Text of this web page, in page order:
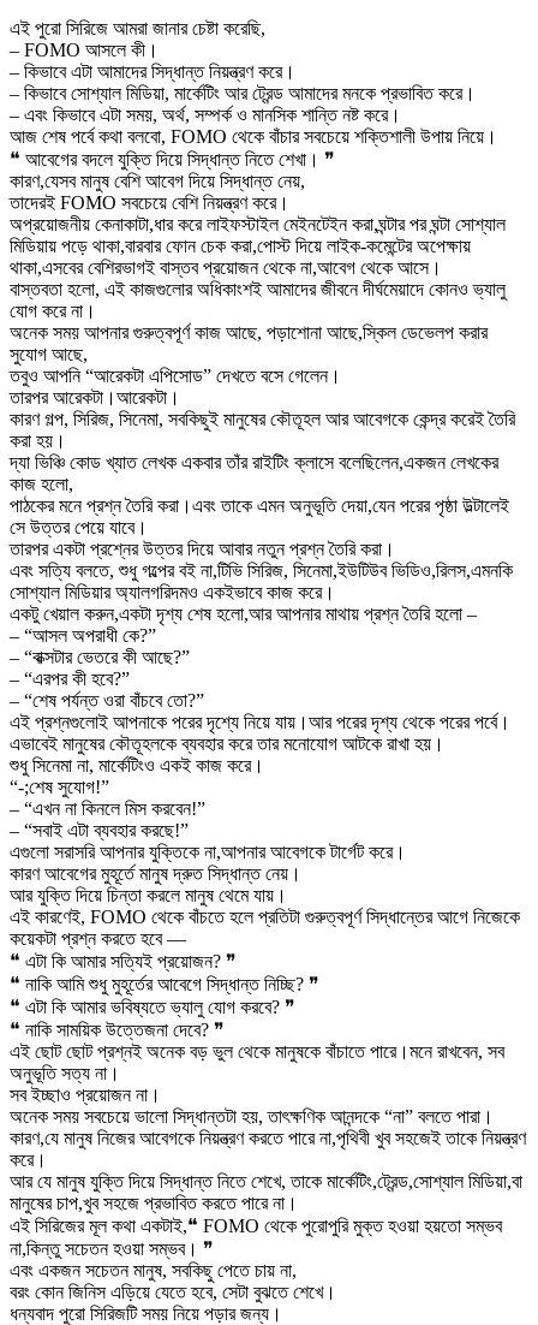
এই পুরো সিরিজে আমরা জানার চেষ্টা করেছি,
– FOMO আসলে কী।
– কিভাবে এটা আমাদের সিদ্ধান্ত নিয়ন্ত্রণ করে।
– কিভাবে সোশ্যাল মিডিয়া, মার্কেটিং আর ট্রেন্ড আমাদের মনকে প্রভাবিত করে।
– এবং কিভাবে এটা সময়, অর্থ, সম্পর্ক ও মানসিক শান্তি নষ্ট করে।
আজ শেষ পর্বে কথা বলবো, FOMO থেকে বাঁচার সবচেয়ে শক্তিশালী উপায় নিয়ে।
❝ আবেগের বদলে যুক্তি দিয়ে সিদ্ধান্ত নিতে শেখা। ❞
কারণ,যেসব মানুষ বেশি আবেগ দিয়ে সিদ্ধান্ত নেয়,
তাদেরই FOMO সবচেয়ে বেশি নিয়ন্ত্রণ করে।
অপ্রয়োজনীয় কেনাকাটা,ধার করে লাইফস্টাইল মেইনটেইন করা,ঘন্টার পর ঘন্টা সোশ্যাল
মিডিয়ায় পড়ে থাকা,বারবার ফোন চেক করা,পোস্ট দিয়ে লাইক-কমেন্টের অপেক্ষায়
থাকা,এসবের বেশিরভাগই বাস্তব প্রয়োজন থেকে না,আবেগ থেকে আসে।
বাস্তবতা হলো, এই কাজগুলোর অধিকাংশই আমাদের জীবনে দীর্ঘমেয়াদে কোনও ভ্যালু
যোগ করে না।
অনেক সময় আপনার গুরুত্বপূর্ণ কাজ আছে, পড়াশোনা আছে,স্কিল ডেভেলপ করার
সুযোগ আছে,
তবুও আপনি “আরেকটা এপিসোড” দেখতে বসে গেলেন।
তারপর আরেকটা।আরেকটা।
কারণ গল্প, সিরিজ, সিনেমা, সবকিছুই মানুষের কৌতূহল আর আবেগকে কেন্দ্র করেই তৈরি
করা হয়।
দ্যা ভিঞ্চি কোড খ্যাত লেখক একবার তাঁর রাইটিং ক্লাসে বলেছিলেন,একজন লেখকের
কাজ হলো,
পাঠকের মনে প্রশ্ন তৈরি করা।এবং তাকে এমন অনুভূতি দেয়া,যেন পরের পৃষ্ঠা উল্টালেই
সে উত্তর পেয়ে যাবে।
তারপর একটা প্রশ্নের উত্তর দিয়ে আবার নতুন প্রশ্ন তৈরি করা।
এবং সত্যি বলতে, শুধু গল্পের বই না,টিভি সিরিজ, সিনেমা,ইউটিউব ভিডিও,রিলস,এমনকি
সোশ্যাল মিডিয়ার অ্যালগরিদমও একইভাবে কাজ করে।
একটু খেয়াল করুন,একটা দৃশ্য শেষ হলো,আর আপনার মাথায় প্রশ্ন তৈরি হলো –
– “আসল অপরাধী কে?”
– “বাক্সটার ভেতরে কী আছে?”
– “এরপর কী হবে?”
– “শেষ পর্যন্ত ওরা বাঁচবে তো?”
এই প্রশ্নগুলোই আপনাকে পরের দৃশ্যে নিয়ে যায়।আর পরের দৃশ্য থেকে পরের পর্বে।
এভাবেই মানুষের কৌতূহলকে ব্যবহার করে তার মনোযোগ আটকে রাখা হয়।
শুধু সিনেমা না, মার্কেটিংও একই কাজ করে।
“-;শেষ সুযোগ!”
– “এখন না কিনলে মিস করবেন!”
– “সবাই এটা ব্যবহার করছে!”
এগুলো সরাসরি আপনার যুক্তিকে না,আপনার আবেগকে টার্গেট করে।
কারণ আবেগের মুহূর্তে মানুষ দ্রুত সিদ্ধান্ত নেয়।
আর যুক্তি দিয়ে চিন্তা করলে মানুষ থেমে যায়।
এই কারণেই, FOMO থেকে বাঁচতে হলে প্রতিটা গুরুত্বপূর্ণ সিদ্ধান্তের আগে নিজেকে
কয়েকটা প্রশ্ন করতে হবে —
❝ এটা কি আমার সত্যিই প্রয়োজন? ❞
❝ নাকি আমি শুধু মুহূর্তের আবেগে সিদ্ধান্ত নিচ্ছি? ❞
❝ এটা কি আমার ভবিষ্যতে ভ্যালু যোগ করবে? ❞
❝ নাকি সাময়িক উত্তেজনা দেবে? ❞
এই ছোট ছোট প্রশ্নই অনেক বড় ভুল থেকে মানুষকে বাঁচাতে পারে।মনে রাখবেন, সব
অনুভূতি সত্য না।
সব ইচ্ছাও প্রয়োজন না।
অনেক সময় সবচেয়ে ভালো সিদ্ধান্তটা হয়, তাৎক্ষণিক আনন্দকে “না” বলতে পারা।
কারণ,যে মানুষ নিজের আবেগকে নিয়ন্ত্রণ করতে পারে না,পৃথিবী খুব সহজেই তাকে নিয়ন্ত্রণ
করে।
আর যে মানুষ যুক্তি দিয়ে সিদ্ধান্ত নিতে শেখে, তাকে মার্কেটিং,ট্রেন্ড,সোশ্যাল মিডিয়া,বা
মানুষের চাপ,খুব সহজে প্রভাবিত করতে পারে না।
এই সিরিজের মূল কথা একটাই,❝ FOMO থেকে পুরোপুরি মুক্ত হওয়া হয়তো সম্ভব
না,কিন্তু সচেতন হওয়া সম্ভব। ❞
এবং একজন সচেতন মানুষ, সবকিছু পেতে চায় না,
বরং কোন জিনিস এড়িয়ে যেতে হবে, সেটা বুঝতে শেখে।
ধন্যবাদ পুরো সিরিজটি সময় নিয়ে পড়ার জন্য।